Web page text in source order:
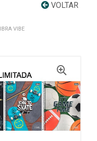
VOLTAR
VIBE